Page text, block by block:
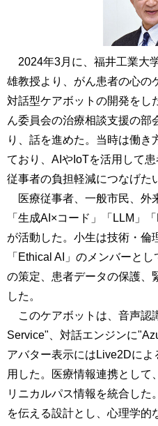
2024年3月に、福井工業大
雄教授より、がん患者の心の
対話型ケアボットの開発をし
ん委員会の治療相談支援の部
り、話を進めた。当時は働き
ており、AIやIoTを活用して
従事者の負担軽減につなげた
医療従事者、一般市民、外
「生成AI×コード」「LLM」
が活動した。小生は技術・倫
「Ethical AI」のメンバーと
の策定、患者データの保護、
した。
このケアボットは、音声認
Service"、対話エンジンに
アバター表示にはLive2Dに
用した。医療情報連携として
リニカルパス情報を統合した
を伝える設計とし、心理学的